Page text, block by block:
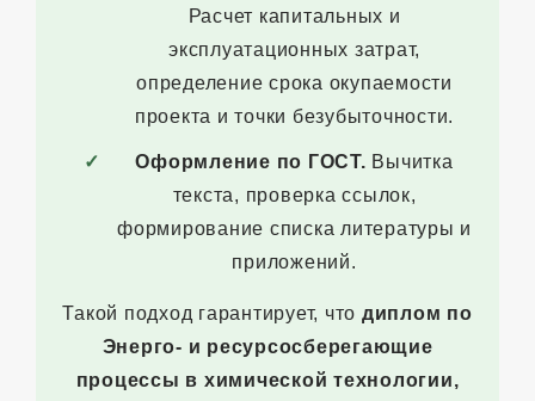
Расчет капитальных и
эксплуатационных затрат,
определение срока окупаемости
проекта и точки безубыточности.
Оформление по ГОСТ. Вычитка
текста, проверка ссылок,
формирование списка литературы и
приложений.
Такой подход гарантирует, что диплом по
Энерго- и ресурсосберегающие
процессы в химической технологии,